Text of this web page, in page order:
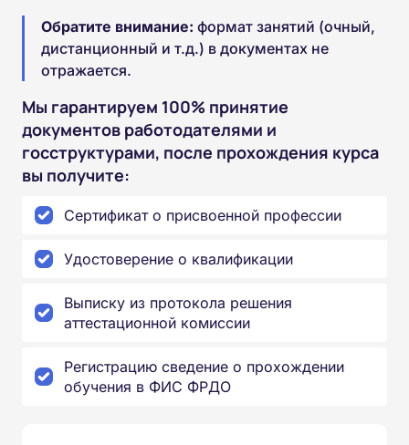
Обратите внимание: формат занятий (очный,
дистанционный и т.д.) в документах не
отражается.
Мы гарантируем 100% принятие
документов работодателями и
госструктурами, после прохождения курса
вы получите:
Сертификат о присвоенной профессии
Удостоверение о квалификации
Выписку из протокола решения
аттестационной комиссии
Регистрацию сведение о прохождении
обучения в ФИС ФРДО